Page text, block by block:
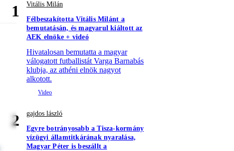
1
Vitális Milán
Félbeszakította Vitális Milánt a
bemutatásán, és magyarul kiáltott az
AEK elnöke + videó
Hivatalosan bemutatta a magyar
válogatott futballistát Varga Barnabás
klubja, az athéni elnök nagyot
alkotott.
2
gajdos lászló
Egyre botrányosabb a Tisza-kormány
vízügyi államtitkárának nyaralása,
Magyar Péter is beszállt a